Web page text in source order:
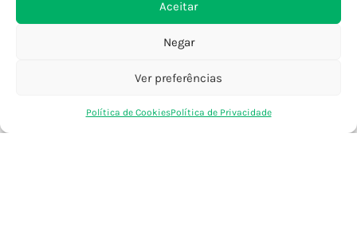
Aceitar
Negar
Ver preferências
Política de CookiesPolítica de Privacidade
SAIBA MAIS
Política de Privacidade
Termos e Condições
Perguntas Frequentes